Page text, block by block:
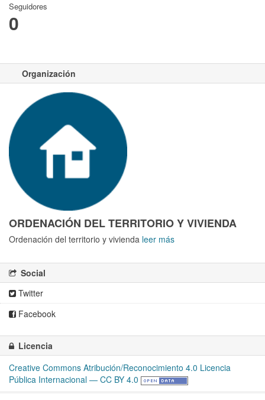
Seguidores
0
Organización
ORDENACIÓN DEL TERRITORIO Y VIVIENDA
Ordenación del territorio y vivienda leer más
Social
Twitter
Facebook
Licencia
Creative Commons Atribución/Reconocimiento 4.0 Licencia
Pública Internacional — CC BY 4.0